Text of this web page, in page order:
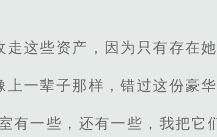
走这些资产，因为只有存在
上一辈子那样，错过这份豪
有一些，还有一些，我把